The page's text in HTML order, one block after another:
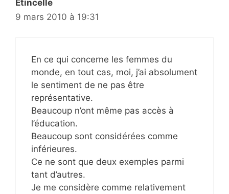
Etincelle
9 mars 2010 à 19:31
En ce qui concerne les femmes du
monde, en tout cas, moi, j’ai absolument
le sentiment de ne pas être
représentative.
Beaucoup n’ont même pas accès à
l’éducation.
Beaucoup sont considérées comme
inférieures.
Ce ne sont que deux exemples parmi
tant d’autres.
Je me considère comme relativement